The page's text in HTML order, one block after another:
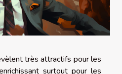
très attractifs pour les
surtout pour les